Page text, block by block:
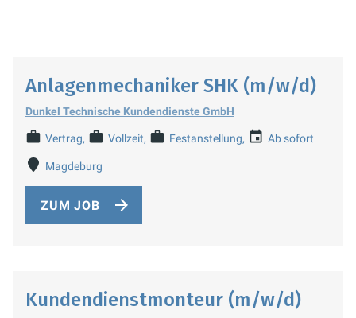
Anlagenmechaniker SHK (m/w/d)
Dunkel Technische Kundendienste GmbH
Vertrag Vollzeit Festanstellung Ab sofort
Magdeburg
ZUM JOB
Kundendienstmonteur (m/w/d)